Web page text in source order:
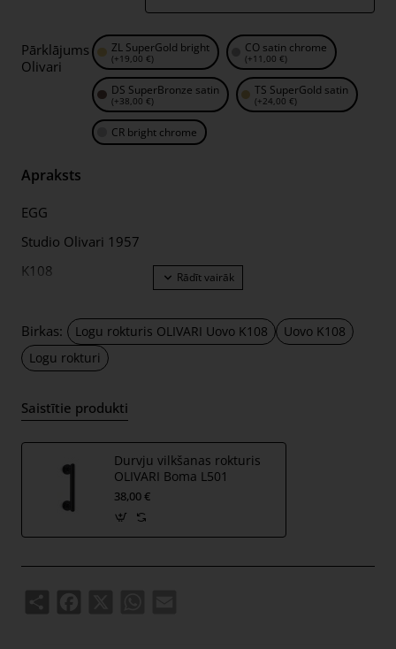
Pārklājums
Olivari
ZL SuperGold bright
(+19,00 €)
CO satin chrome
(+11,00 €)
DS SuperBronze satin
(+38,00 €)
TS SuperGold satin
(+24,00 €)
CR bright chrome
Apraksts
EGG
Studio Olivari 1957
K108
nelielu, elegantas formas kloķi, un, lai to iegūtu, viņš
vienkārši izmantoja olu.
Konstrukcijai tika dota priekšroka čaumalu liešanai ar
dobu korpusu.
Birkas: Logu rokturis OLIVARI Uovo K108
Uovo K108
Logu rokturi
Saistītie produkti
Durvju vilkšanas rokturis
OLIVARI Boma L501
38,00 €